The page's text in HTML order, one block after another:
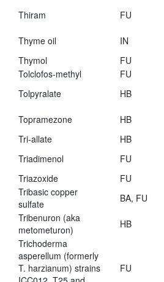
Thiram FU
Thyme oil IN
Thymol
FU
Tolclofos-methyl
FU
Tolpyralate
HB
Topramezone HB
Tri-allate
HB
Triadimenol
FU
Triazoxide
FU
Tribasic copper
sulfate
BA, FU
Tribenuron (aka
metometuron)
HB
Trichoderma
asperellum (formerly
T. harzianum) strains
FU